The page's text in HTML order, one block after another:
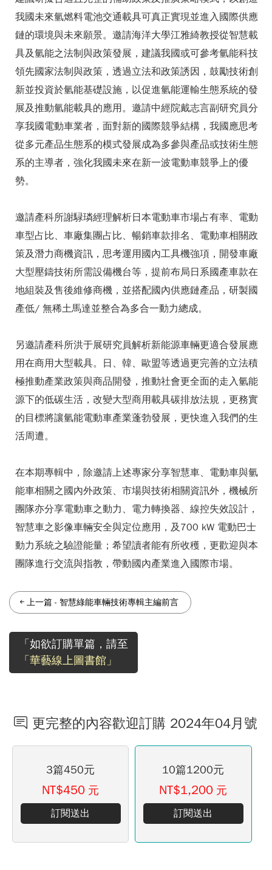
我國未來氫燃料電池交通載具可真正實現並進入國際供應
鏈的環境與未來願景。邀請海洋大學江雅綺教授從智慧載
具及氫能之法制與政策發展，建議我國或可參考氫能科技
領先國家法制與政策，透過立法和政策誘因，鼓勵技術創
新並投資於氫能基礎設施，以促進氫能運輸生態系統的發
展及推動氫能載具的應用。邀請中經院戴志言副研究員分
享我國電動車業者，面對新的國際競爭結構，我國應思考
從多元產品生態系的模式發展成為多參與產品或技術生態
系的主導者，強化我國未來在新一波電動車競爭上的優
勢。
邀請產科所謝騄璘經理解析日本電動車市場占有率、電動
車型占比、車廠集團占比、暢銷車款排名、電動車相關政
策及潛力商機資訊，思考運用國內工具機強項，開發車廠
大型壓鑄技術所需設備機台等，提前布局日系國產車款在
地組裝及售後維修商機，並搭配國內供應鏈產品，研製國
產低/ 無稀土馬達並整合為多合一動力總成。
另邀請產科所洪于展研究員解析新能源車輛更適合發展應
用在商用大型載具。日、韓、歐盟等透過更完善的立法積
極推動產業政策與商品開發，推動社會更全面的走入氫能
源下的低碳生活，改變大型商用載具碳排放法規，更務實
的目標將讓氫能電動車產業蓬勃發展，更快進入我們的生
活周遭。
在本期專輯中，除邀請上述專家分享智慧車、電動車與氫
能車相關之國內外政策、市場與技術相關資訊外，機械所
團隊亦分享電動車之動力、電力轉換器、線控失效設計，
智慧車之影像車輛安全與定位應用，及700 kW 電動巴士
動力系統之驗證能量；希望讀者能有所收穫，更歡迎與本
團隊進行交流與指教，帶動國內產業進入國際市場。
上一篇 - 智慧綠能車輛技術專輯主編前言
「如欲訂購單篇，請至
「華藝線上圖書館」
更完整的內容歡迎訂購 2024年04月號
3篇450元
NT$450 元
訂閱送出
10篇1200元
NT$1,200 元
訂閱送出